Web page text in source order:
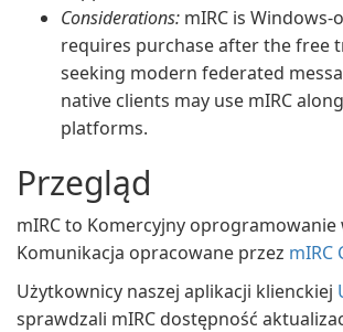
Considerations: mIRC is Windows-
requires purchase after the free
seeking modern federated
native clients may use mIRC
platforms.
Przegląd
mIRC to Komercyjny
Komunikacja opracowane przez mIRC
Użytkownicy naszej aplikacji klienckiej
sprawdzali mIRC dostępność